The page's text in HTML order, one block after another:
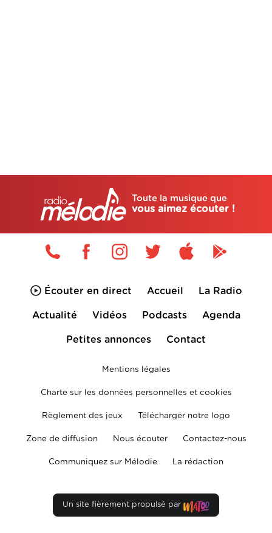
Toute la musique que
vous aimez écouter !
Écouter en direct Accueil La Radio
Actualité Vidéos Podcasts Agenda
Petites annonces Contact
Mentions légales
Charte sur les données personnelles et cookies
Règlement des jeux Télécharger notre logo
Zone de diffusion Nous écouter Contactez-nous
Communiquez sur Mélodie La rédaction
Un site fièrement propulsé par